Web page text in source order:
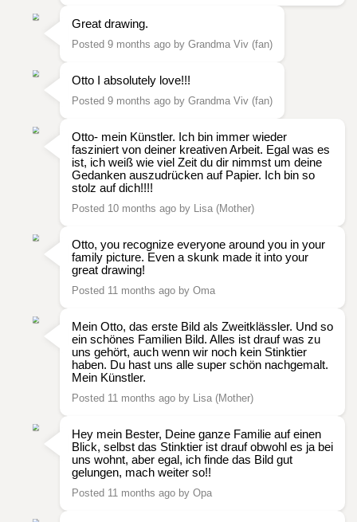
Great drawing.
Posted 9 months ago by Grandma Viv (fan)
Otto I absolutely love!!!
Posted 9 months ago by Grandma Viv (fan)
Otto- mein Künstler. Ich bin immer wieder
fasziniert von deiner kreativen Arbeit. Egal was es
ist, ich weiß wie viel Zeit du dir nimmst um deine
Gedanken auszudrücken auf Papier. Ich bin so
stolz auf dich!!!!
Posted 10 months ago by Lisa (Mother)
Otto, you recognize everyone around you in your
family picture. Even a skunk made it into your
great drawing!
Posted 11 months ago by Oma
Mein Otto, das erste Bild als Zweitklässler. Und so
ein schönes Familien Bild. Alles ist drauf was zu
uns gehört, auch wenn wir noch kein Stinktier
haben. Du hast uns alle super schön nachgemalt.
Mein Künstler.
Posted 11 months ago by Lisa (Mother)
Hey mein Bester, Deine ganze Familie auf einen
Blick, selbst das Stinktier ist drauf obwohl es ja bei
uns wohnt, aber egal, ich finde das Bild gut
gelungen, mach weiter so!!
Posted 11 months ago by Opa